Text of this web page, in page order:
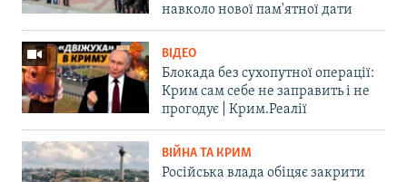
навколо нової пам'ятної дати
ВІДЕО
Блокада без сухопутної операції:
Крим сам себе не заправить і не
прогодує | Крим.Реалії
ВІЙНА ТА КРИМ
Російська влада обіцяє закрити